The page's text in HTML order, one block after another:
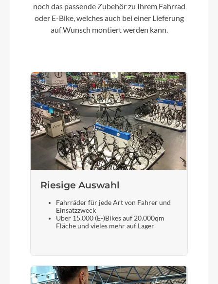
Griffe
Sport Ergo
Rahmenmaterial
Aluminium
Kurbelgarnitur
SR SUNTOUR CW17 38T
SHIMANO 19T
STYX Riserbar
noch das passende Zubehör zu Ihrem Fahrrad
oder E-Bike, welches auch bei einer Lieferung
auf Wunsch montiert werden kann.
Riesige Auswahl
Fahrräder für jede Art von Fahrer und
Einsatzzweck
Über 15.000 (E-)Bikes auf 20.000qm
Fläche und vieles mehr auf Lager